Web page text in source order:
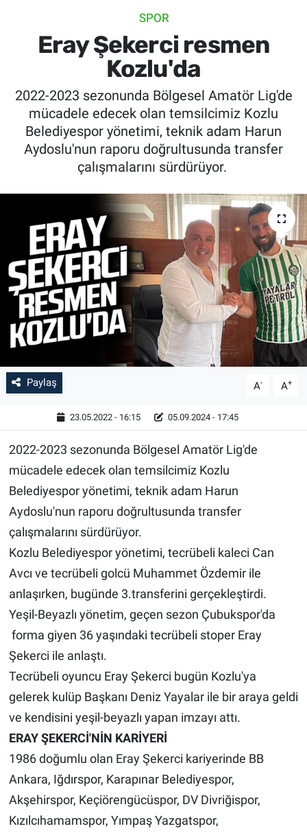
SPOR
Eray Şekerci resmen
Kozlu'da
2022-2023 sezonunda Bölgesel Amatör Lig'de
mücadele edecek olan temsilcimiz Kozlu
Belediyespor yönetimi, teknik adam Harun
Aydoslu'nun raporu doğrultusunda transfer
çalışmalarını sürdürüyor.
Paylaş A- A+
23.05.2022 - 16:15 05.09.2024 - 17:45
2022-2023 sezonunda Bölgesel Amatör Lig'de
mücadele edecek olan temsilcimiz Kozlu
Belediyespor yönetimi, teknik adam Harun
Aydoslu'nun raporu doğrultusunda transfer
çalışmalarını sürdürüyor.
Kozlu Belediyespor yönetimi, tecrübeli kaleci Can
Avcı ve tecrübeli golcü Muhammet Özdemir ile
anlaşırken, bugünde 3.transferini gerçekleştirdi.
Yeşil-Beyazlı yönetim, geçen sezon Çubukspor'da
forma giyen 36 yaşındaki tecrübeli stoper Eray
Şekerci ile anlaştı.
Tecrübeli oyuncu Eray Şekerci bugün Kozlu'ya
gelerek kulüp Başkanı Deniz Yayalar ile bir araya geldi
ve kendisini yeşil-beyazlı yapan imzayı attı.
ERAY ŞEKERCİ'NİN KARİYERİ
1986 doğumlu olan Eray Şekerci kariyerinde BB
Ankara, Iğdırspor, Karapınar Belediyespor,
Akşehirspor, Keçiörengücüspor, DV Divriğispor,
Kızılcıhamamspor, Yımpaş Yazgatspor,
SAĞLIK